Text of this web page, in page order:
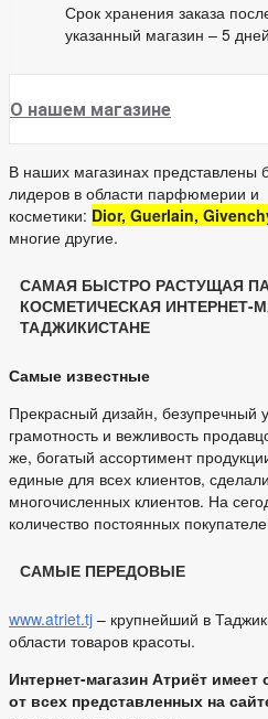
Срок хранения заказа
указанный магазин – 5
О нашем магазине
В наших магазинах представлены
лидеров в области парфюмерии и
косметики: Dior, Guerlain,
многие другие.
САМАЯ БЫСТРО РАСТУЩАЯ
КОСМЕТИЧЕСКАЯ ИНТЕРНЕТ-
ТАДЖИКИСТАНЕ
Самые известные
Прекрасный дизайн, безупречный
грамотность и вежливость
же, богатый ассортимент
единые для всех клиентов,
многочисленных клиентов. На
количество постоянных
САМЫЕ ПЕРЕДОВЫЕ
www.atriet.tj – крупнейший в
области товаров красоты.
Интернет-магазин Атриёт
от всех представленных на